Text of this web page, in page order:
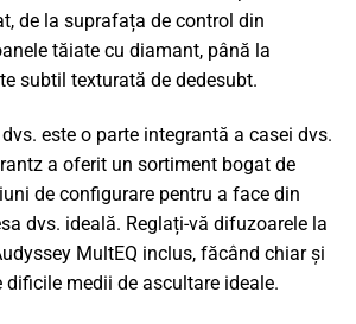
de la suprafața de control din
tăiate cu diamant, până la
subtil texturată de dedesubt.
este o parte integrantă a casei dvs.
a oferit un sortiment bogat de
de configurare pentru a face din
dvs. ideală. Reglați-vă difuzoarele la
MultEQ inclus, făcând chiar și
medii de ascultare ideale.